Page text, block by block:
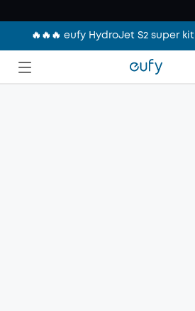
🔥🔥🔥 eufy HydroJet S2 super kit